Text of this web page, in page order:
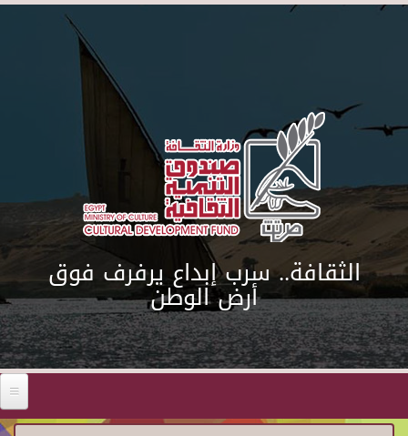
Skip to main content
الثقافة.. سرب إبداع يرفرف فوق
أرض الوطن